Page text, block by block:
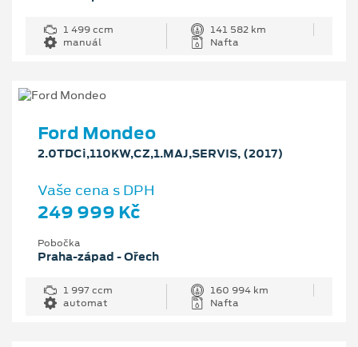
1 499 ccm
141 582 km
manuál
Nafta
Ford Mondeo
2.0TDCi,110KW,CZ,1.MAJ,SERVIS, (2017)
Vaše cena s DPH
249 999 Kč
Pobočka
Praha-západ - Ořech
1 997 ccm
160 994 km
automat
Nafta